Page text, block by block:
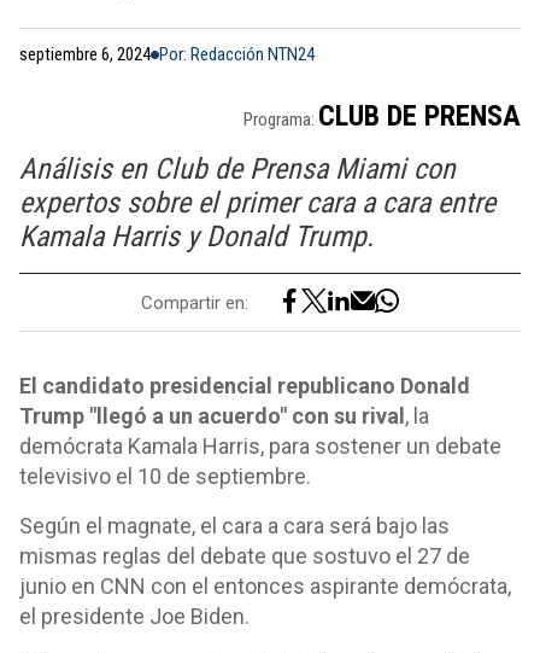
septiembre 6, 2024 Por: Redacción NTN24
Programa: CLUB DE PRENSA
Análisis en Club de Prensa Miami con
expertos sobre el primer cara a cara entre
Kamala Harris y Donald Trump.
Compartir en:
El candidato presidencial republicano Donald
Trump "llegó a un acuerdo" con su rival , la
demócrata Kamala Harris, para sostener un debate
televisivo el 10 de septiembre.
Según el magnate, el cara a cara será bajo las
mismas reglas del debate que sostuvo el 27 de
junio en CNN con el entonces aspirante demócrata,
el presidente Joe Biden.